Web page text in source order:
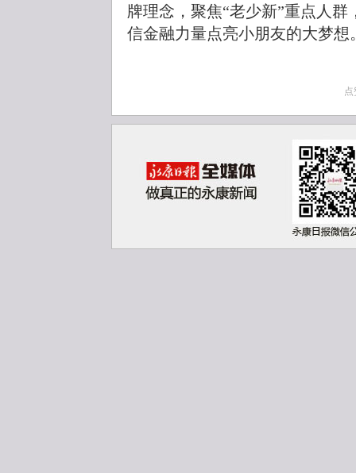
牌理念，聚焦“老少新”重点人
信金融力量点亮小朋友的大梦想
点